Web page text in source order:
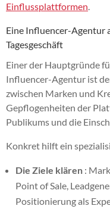
Einflussplattformen.
Eine Influencer-Agentur
Tagesgeschäft
Einer der Hauptgründe
Influencer-Agentur ist
zwischen Marken und
Gepflogenheiten der
Publikums und die
Konkret hilft ein
Die Ziele klären :
Point of Sale,
Positionierung als